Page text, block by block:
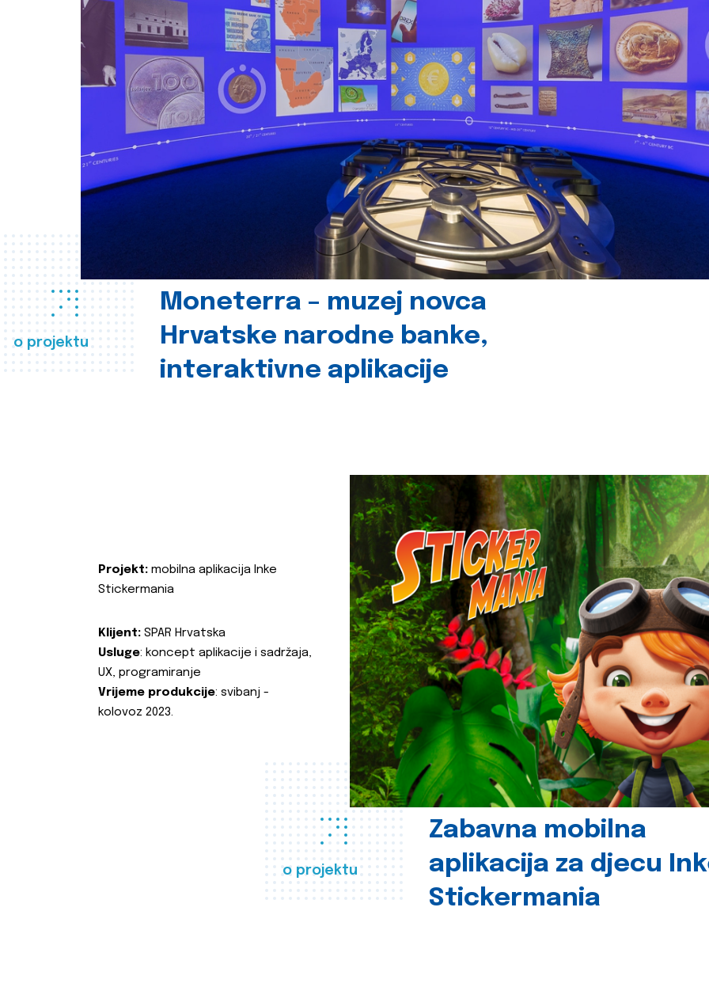
o projektu
Moneterra – muzej novca
Hrvatske narodne banke,
interaktivne aplikacije
o projektu
Zabavna mobilna
aplikacija za djecu
Stickermania
Projekt: mobilna aplikacija Inke
Stickermania
Klijent: SPAR Hrvatska
Usluge: koncept aplikacije i sadržaja,
UX, programiranje
Vrijeme produkcije: svibanj -
kolovoz 2023.